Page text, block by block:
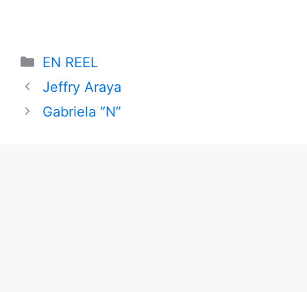
Categories
EN REEL
Jeffry Araya
Gabriela “N”